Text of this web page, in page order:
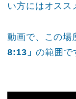
い方にはオスス
動画で、この場
8:13」の範囲で